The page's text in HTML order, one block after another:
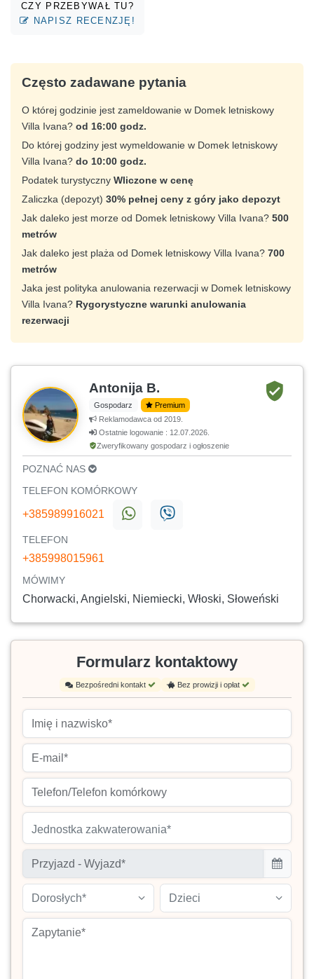
CZY PRZEBYWAŁ TU?
NAPISZ RECENZJĘ!
Często zadawane pytania
O której godzinie jest zameldowanie w Domek letniskowy
Villa Ivana? od 16:00 godz.
Do której godziny jest wymeldowanie w Domek letniskowy
Villa Ivana? do 10:00 godz.
Podatek turystyczny Wliczone w cenę
Zaliczka (depozyt) 30% pełnej ceny z góry jako depozyt
Jak daleko jest morze od Domek letniskowy Villa Ivana? 500
metrów
Jak daleko jest plaża od Domek letniskowy Villa Ivana? 700
metrów
Jaka jest polityka anulowania rezerwacji w Domek letniskowy
Villa Ivana? Rygorystyczne warunki anulowania
rezerwacji
Antonija B.
Gospodarz
Premium
Reklamodawca od 2019.
Ostatnie logowanie : 12.07.2026.
Zweryfikowany gospodarz i ogłoszenie
POZNAĆ NAS
TELEFON KOMÓRKOWY
+385989916021
TELEFON
+385998015961
MÓWIMY
Chorwacki, Angielski, Niemiecki, Włoski, Słoweński
Formularz kontaktowy
Bezpośredni kontakt Bez prowizji i opłat
Jednostka zakwaterowania*
Dorosłych* Dzieci